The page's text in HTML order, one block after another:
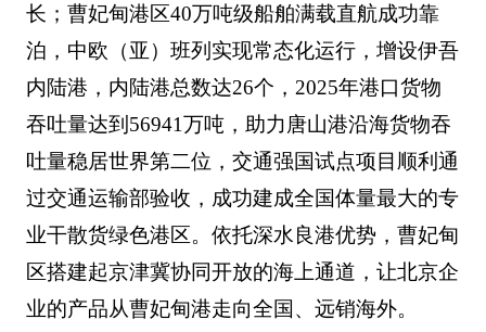
长；曹妃甸港区40万吨级船舶满载直航成功靠
泊，中欧（亚）班列实现常态化运行，增设伊吾
内陆港，内陆港总数达26个，2025年港口货物
吞吐量达到56941万吨，助力唐山港沿海货物吞
吐量稳居世界第二位，交通强国试点项目顺利通
过交通运输部验收，成功建成全国体量最大的专
业干散货绿色港区。依托深水良港优势，曹妃甸
区搭建起京津冀协同开放的海上通道，让北京企
业的产品从曹妃甸港走向全国、远销海外。